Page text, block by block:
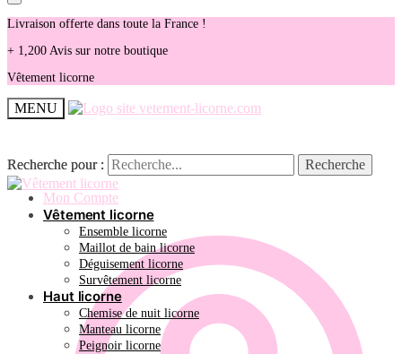
Livraison offerte dans toute la France !
+ 1,200 Avis sur notre boutique
Vêtement licorne
MENU
Recherche pour : Recherche
Mon Compte
Recherche pour : Recherche
Vêtement licorne
Ensemble licorne
Maillot de bain licorne
Déguisement licorne
Survêtement licorne
Haut licorne
Chemise de nuit licorne
Manteau licorne
Peignoir licorne